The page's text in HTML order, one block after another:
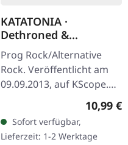
KATATONIA ·
Dethroned &
Uncrowned | DIGIPAK
CD
Prog Rock/Alternative
Rock. Veröffentlicht am
09.09.2013, auf KScope.
Uncrowned" ist ein
10,99 €
Sofort verfügbar,
Lieferzeit: 1-2 Werktage